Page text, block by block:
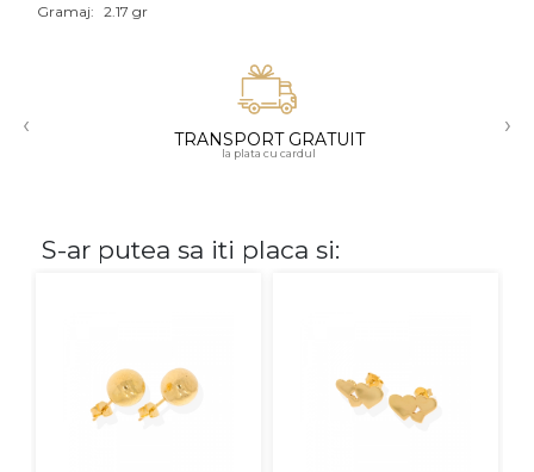
18K
Gramaj: 2.17 gr
‹ TRANSPORT GRATUIT
la plata cu cardul
›
S-ar putea sa iti placa si: